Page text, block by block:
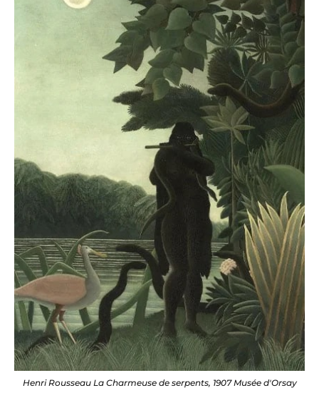
Henri Rousseau La Charmeuse de serpents, 1907 Musée d'Orsay